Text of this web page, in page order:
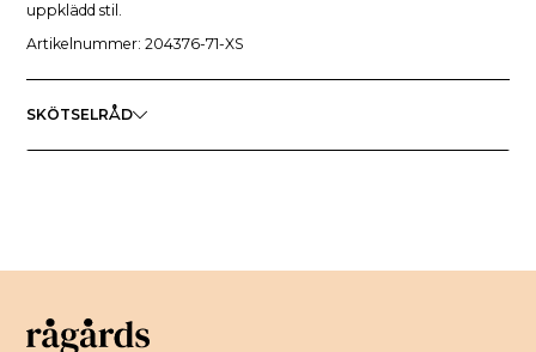
uppklädd stil.
Artikelnummer: 204376-71-XS
SKÖTSELRÅD